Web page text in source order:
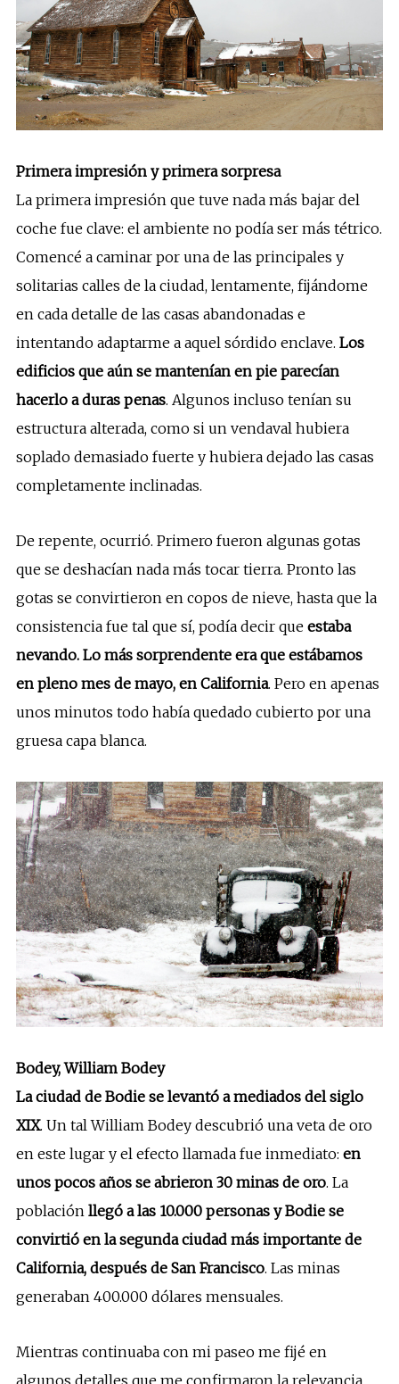
Primera impresión y primera sorpresa
La primera impresión que tuve nada más bajar del
coche fue clave: el ambiente no podía ser más tétrico.
Comencé a caminar por una de las principales y
solitarias calles de la ciudad, lentamente, fijándome
en cada detalle de las casas abandonadas e
intentando adaptarme a aquel sórdido enclave. Los
edificios que aún se mantenían en pie parecían
hacerlo a duras penas. Algunos incluso tenían su
estructura alterada, como si un vendaval hubiera
soplado demasiado fuerte y hubiera dejado las casas
completamente inclinadas.
De repente, ocurrió. Primero fueron algunas gotas
que se deshacían nada más tocar tierra. Pronto las
gotas se convirtieron en copos de nieve, hasta que la
consistencia fue tal que sí, podía decir que estaba
nevando. Lo más sorprendente era que estábamos
en pleno mes de mayo, en California. Pero en apenas
unos minutos todo había quedado cubierto por una
gruesa capa blanca.
Bodey, William Bodey
La ciudad de Bodie se levantó a mediados del siglo
XIX. Un tal William Bodey descubrió una veta de oro
en este lugar y el efecto llamada fue inmediato: en
unos pocos años se abrieron 30 minas de oro. La
población llegó a las 10.000 personas y Bodie se
convirtió en la segunda ciudad más importante de
California, después de San Francisco. Las minas
generaban 400.000 dólares mensuales.
Mientras continuaba con mi paseo me fijé en